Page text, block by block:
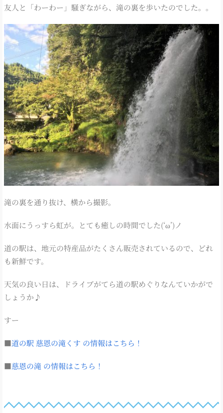
友人と「わーわー」騒ぎながら、滝の裏を歩いたのでした。。
滝の裏を通り抜け、横から撮影。
水面にうっすら虹が。とても癒しの時間でした(‘ω’)ノ
道の駅は、地元の特産品がたくさん販売されているので、どれ
も新鮮です。
天気の良い日は、ドライブがてら道の駅めぐりなんていかがで
しょうか♪
すー
■道の駅 慈恩の滝くす の情報はこちら！
■慈恩の滝 の情報はこちら！